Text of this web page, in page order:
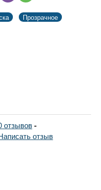
Прозрачное
отзывов-
отзыв